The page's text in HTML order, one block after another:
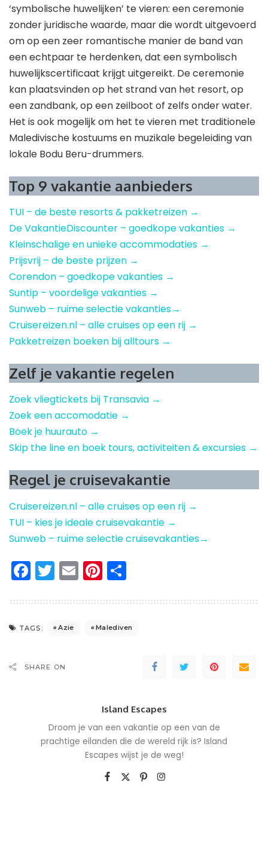
‘symbolische huwelijken’ te vieren: een ceremonie
zonder juridische waarde, maar die wordt uitgevoerd
om op een zeer romantische manier de band van
een echtpaar te herdenken, dat een symbolisch
huwelijkscertificaat krijgt uitgereikt. De ceremonie
kan plaatsvinden op het strand van het resort, op
een zandbank, op een zeilboot of zelfs onder water.
Het is ook mogelijk om het te vieren met traditionele
Maledivische kostuums en muzikale begeleiding van
lokale Bodu Beru-drummers.
Top 9 vakantie aanbieders
TUI – de beste resorts & pakketreizen →
De VakantieDiscounter – goedkope vakanties →
Kleinschalige en unieke accommodaties →
Prijsvrij – de beste prijzen →
Corendon – goedkope vakanties →
Suntip – voordelige vakanties →
Sunweb – ruime selectie vakanties→
Cruisereizen.nl – alle cruises op een rij →
Pakketreizen boeken bij alltours →
Zelf je vakantie regelen
Zoek vliegtickets bij Transavia →
Zoek een accomodatie →
Boek je huurauto →
Skip the line en boek tours, activiteiten & excursies →
Regel je cruisevakantie
Cruisereizen.nl – alle cruises op een rij →
TUI – kies je ideale cruisevakantie →
Sunweb – ruime selectie cruisevakanties→
Facebook
Twitter
EmailPinterest
TAGS: Azie Malediven
SHARE ON
Island Escapes
Droom je van een vakantie op een van de
prachtige eilanden die de wereld rijk is? Island
Escapes wijst je de weg!